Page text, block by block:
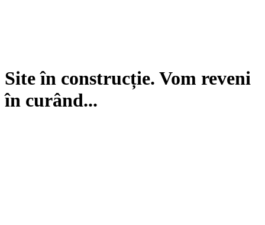
Site în construcție. Vom reveni
în curând...